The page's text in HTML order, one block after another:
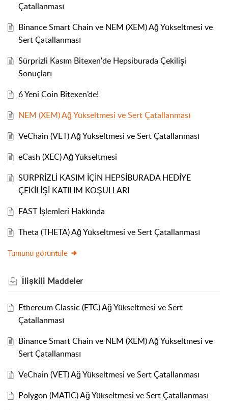
Çatallanması
Binance Smart Chain ve NEM (XEM) Ağ Yükseltmesi ve
Sert Çatallanması
Sürprizli Kasım Bitexen'de Hepsiburada Çekilişi
Sonuçları
6 Yeni Coin Bitexen’de!
NEM (XEM) Ağ Yükseltmesi ve Sert Çatallanması
VeChain (VET) Ağ Yükseltmesi ve Sert Çatallanması
eCash (XEC) Ağ Yükseltmesi
SÜRPRİZLİ KASIM İÇİN HEPSİBURADA HEDİYE
ÇEKİLİŞİ KATILIM KOŞULLARI
FAST İşlemleri Hakkında
Theta (THETA) Ağ Yükseltmesi ve Sert Çatallanması
Tümünü görüntüle
İlişkili Maddeler
Ethereum Classic (ETC) Ağ Yükseltmesi ve Sert
Çatallanması
Binance Smart Chain ve NEM (XEM) Ağ Yükseltmesi ve
Sert Çatallanması
VeChain (VET) Ağ Yükseltmesi ve Sert Çatallanması
Polygon (MATIC) Ağ Yükseltmesi ve Sert Çatallanması